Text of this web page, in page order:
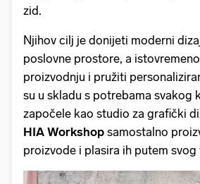
zid.
Njihov cilj je donijeti moderni
poslovne prostore, a
proizvodnju i pružiti
su u skladu s potrebama svakog
započele kao studio za grafički
HIA Workshop samostalno
proizvode i plasira ih putem svog